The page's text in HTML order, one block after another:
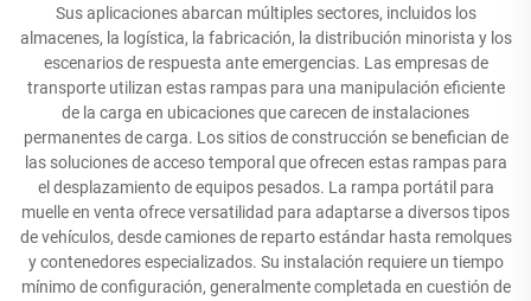
Sus aplicaciones abarcan múltiples sectores, incluidos los
almacenes, la logística, la fabricación, la distribución minorista y los
escenarios de respuesta ante emergencias. Las empresas de
transporte utilizan estas rampas para una manipulación eficiente
de la carga en ubicaciones que carecen de instalaciones
permanentes de carga. Los sitios de construcción se benefician de
las soluciones de acceso temporal que ofrecen estas rampas para
el desplazamiento de equipos pesados. La rampa portátil para
muelle en venta ofrece versatilidad para adaptarse a diversos tipos
de vehículos, desde camiones de reparto estándar hasta remolques
y contenedores especializados. Su instalación requiere un tiempo
mínimo de configuración, generalmente completada en cuestión de